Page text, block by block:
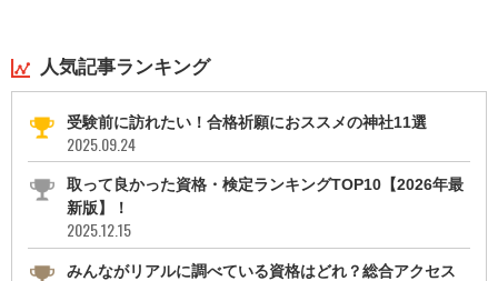
人気記事ランキング
受験前に訪れたい！合格祈願におススメの神社11選
2025.09.24
取って良かった資格・検定ランキングTOP10【2026年最
新版】！
2025.12.15
みんながリアルに調べている資格はどれ？総合アクセス